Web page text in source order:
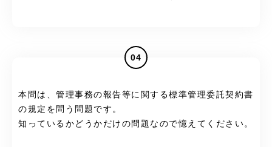
04
本問は、管理事務の報告等に関する標準管理委託契約書
の規定を問う問題です。
知っているかどうかだけの問題なので憶えてください。